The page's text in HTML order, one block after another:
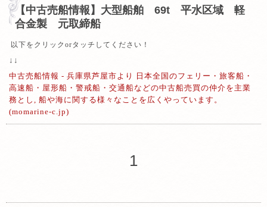
【中古売船情報】大型船舶 69t 平水区域 軽
合金製 元取締船
以下をクリックorタッチしてください！
↓↓
中古売船情報 - 兵庫県芦屋市より 日本全国のフェリー・旅客船・
高速船・屋形船・警戒船・交通船などの中古船売買の仲介を主業
務とし, 船や海に関する様々なことを広くやっています。
(momarine-c.jp)
1